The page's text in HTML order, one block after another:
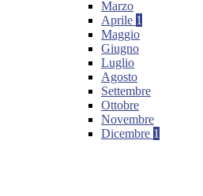
Marzo
Aprile 1
Maggio
Giugno
Luglio
Agosto
Settembre
Ottobre
Novembre
Dicembre 1